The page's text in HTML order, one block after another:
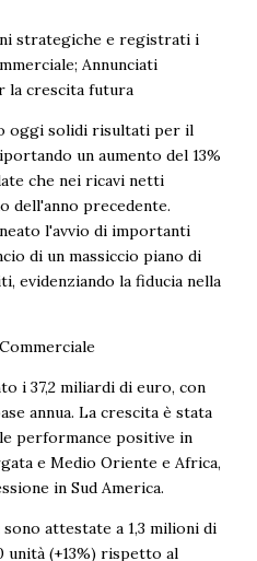
strategiche e registrati i
Annunciati
la crescita futura
oggi solidi risultati per il
un aumento del 13%
che nei ricavi netti
dell'anno precedente.
l'avvio di importanti
di un massiccio piano di
evidenziando la fiducia nella
i 37,2 miliardi di euro, con
annua. La crescita è stata
performance positive in
e Medio Oriente e Africa,
in Sud America.
attestate a 1,3 milioni di
unità (+13%) rispetto al